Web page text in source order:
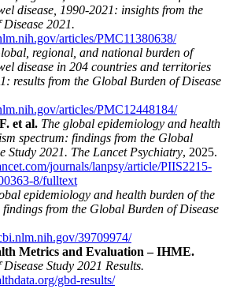
disease, 1990-2021: insights from the
2021.
articles/PMC11380638/
regional, and national burden of
disease in 204 countries and territories
results from the Global Burden of Disease
articles/PMC12448184/
et al. The global epidemiology and health
spectrum: findings from the Global
Study 2021. The Lancet Psychiatry, 2025.
journals/lanpsy/article/PIIS2215-
8/fulltext
epidemiology and health burden of the
from the Global Burden of Disease
39709974/
Metrics and Evaluation – IHME.
Study 2021 Results.
gbd-results/